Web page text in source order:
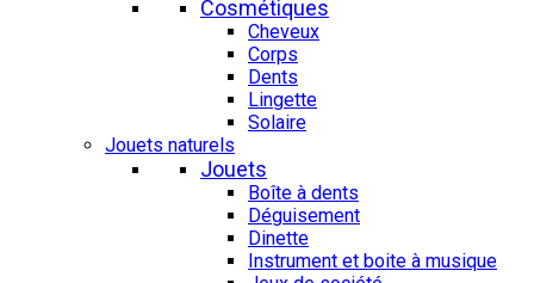
Cosmétiques
Cheveux
Corps
Dents
Lingette
Solaire
Jouets naturels
Jouets
Boîte à dents
Déguisement
Dinette
Instrument et boite à musique